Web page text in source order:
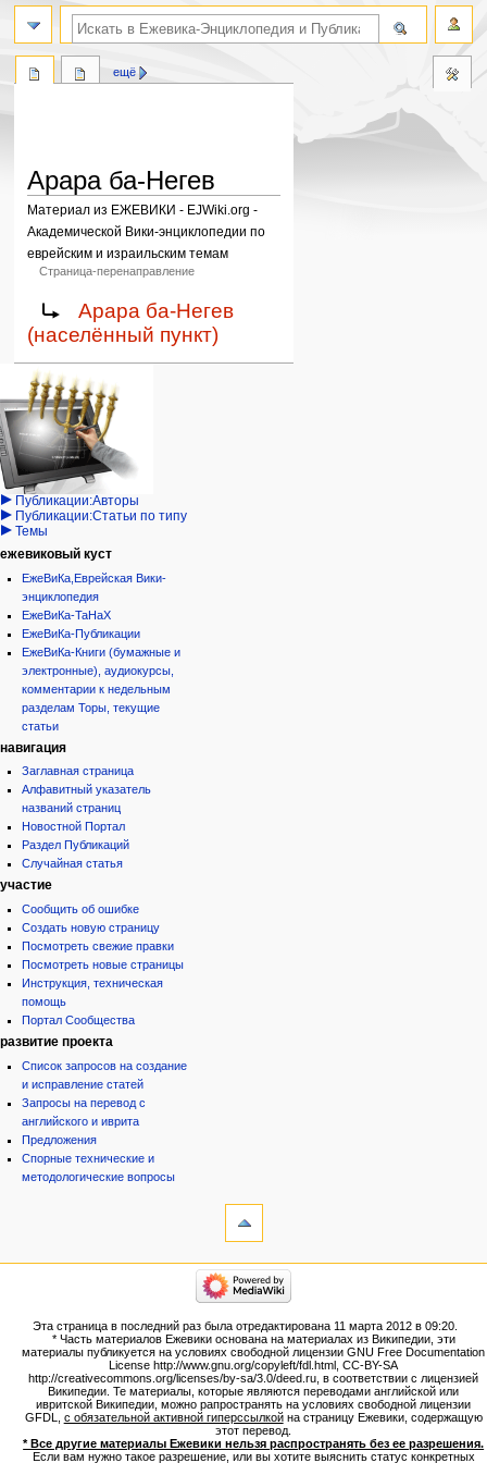
Арара ба-Негев
Материал из ЕЖЕВИКИ - EJWiki.org -
Академической Вики-энциклопедии по
еврейским и израильским темам
Страница-перенаправление
Перейти
навигации
Перейти
поиску
Перенаправление на:
Арара ба-Негев
(населённый пункт)
Навигация
ещё
персональные инструменты
войти
запрос
учётной
записи
категории
Израиль:Страна и
государство
Иудаизм
Народ
Проекты
Проекты/Участники/
дополнения
Публикации:Авторы
Публикации:Статьи по типу
Темы
поиск по словам
ежевиковый куст
ЕжеВиКа,Еврейская Вики-
энциклопедия
ЕжеВиКа-ТаНаХ
ЕжеВиКа-Публикации
ЕжеВиКа-Книги (бумажные и
электронные), аудиокурсы,
комментарии к недельным
разделам Торы, текущие
статьи
навигация
Заглавная страница
Алфавитный указатель
названий страниц
Новостной Портал
Раздел Публикаций
Случайная статья
участие
Сообщить об ошибке
Создать новую страницу
Посмотреть свежие правки
Посмотреть новые страницы
Инструкция, техническая
помощь
Портал Сообщества
развитие проекта
Список запросов на создание
и исправление статей
Запросы на перевод с
английского и иврита
Предложения
Спорные технические и
методологические вопросы
Версия
для
Постоянная
ссылка
Сведения
о странице
категории
Народ
Проекты
Проекты/Участники/
дополнения
Публикации:Авторы
Публикации:Статьи по типу
Темы
ежевиковый куст
Эта страница в последний раз была отредактирована 11 марта 2012 в 09:20.
* Часть материалов Ежевики основана на материалах из Википедии, эти
материалы публикуется на условиях свободной лицензии GNU Free Documentation
License http://www.gnu.org/copyleft/fdl.html, CC-BY-SA
http://creativecommons.org/licenses/by-sa/3.0/deed.ru, в соответствии с лицензией
Википедии. Те материалы, которые являются переводами английской или
ивритской Википедии, можно рапространять на условиях свободной лицензии
GFDL, с обязательной активной гиперссылкойна страницу Ежевики, содержащую
этот перевод.
* Все другие материалы Ежевики нельзя распространять без ее разрешения.
Если вам нужно такое разрешение, или вы хотите выяснить статус конкретных